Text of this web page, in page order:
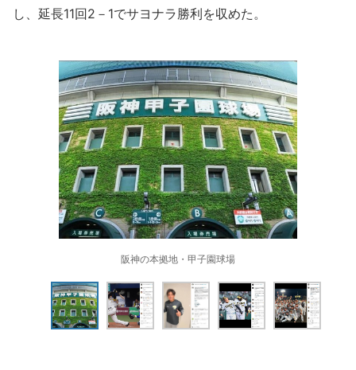
し、延長11回2－1でサヨナラ勝利を収めた。
阪神の本拠地・甲子園球場